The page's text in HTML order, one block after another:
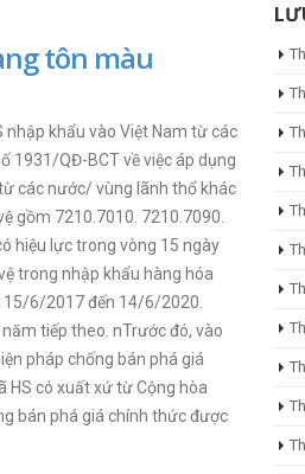
tôn màu
khẩu vào Việt Nam từ các
1931/QĐ-BCT về việc áp dụng
các nước/ vùng lãnh thổ khác
gồm 7210.7010. 7210.7090.
hiệu lực trong vòng 15 ngày
trong nhập khẩu hàng hóa
15/6/2017 đến 14/6/2020.
tiếp theo. nTrước đó, vào
pháp chống bán phá giá
HS có xuất xứ từ Cộng hòa
bán phá giá chính thức được